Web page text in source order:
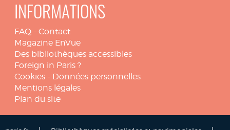
INFORMATIONS
FAQ - Contact
Magazine EnVue
Des bibliothèques accessibles
Foreign in Paris ?
Cookies - Données personnelles
Mentions légales
Plan du site